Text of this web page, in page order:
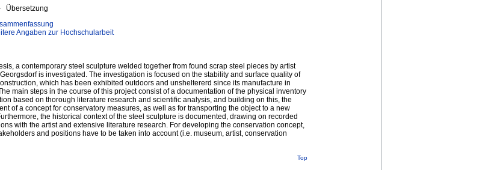
Übersetzung
Angaben zur Hochschularbeit
a contemporary steel sculpture welded together from found scrap steel pieces by artist
is investigated. The investigation is focused on the stability and surface quality of
which has been exhibited outdoors and unsheltererd since its manufacture in
main steps in the course of this project consist of a documentation of the physical inventory
based on thorough literature research and scientific analysis, and building on this, the
of a concept for conservatory measures, as well as for transporting the object to a new
the historical context of the steel sculpture is documented, drawing on recorded
with the artist and extensive literature research. For developing the conservation concept,
and positions have to be taken into account (i.e. museum, artist, conservation
Top